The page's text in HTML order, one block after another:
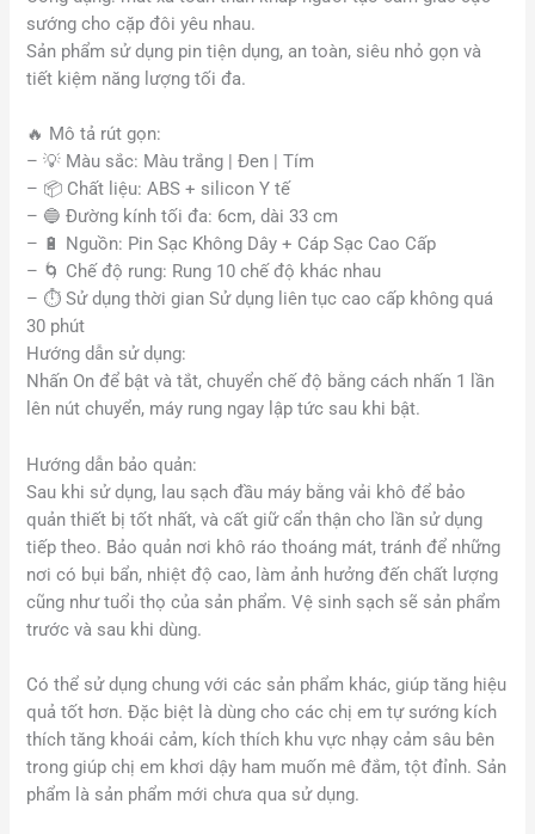
sướng cho cặp đôi yêu nhau.
Sản phẩm sử dụng pin tiện dụng, an toàn, siêu nhỏ gọn và
tiết kiệm năng lượng tối đa.
🔥 Mô tả rút gọn:
–💡 Màu sắc: Màu trắng | Đen | Tím
– 📦 Chất liệu: ABS + silicon Y tế
– 🔵 Đường kính tối đa: 6cm, dài 33 cm
– 🔋
Nguồn: Pin Sạc Không Dây + Cáp Sạc Cao Cấp
– 🌀 Chế độ rung: Rung 10 chế độ khác nhau
– ⏱️ Sử dụng thời gian Sử dụng liên tục cao cấp không quá
30 phút
Hướng dẫn sử dụng:
Nhấn On để bật và tắt, chuyển chế độ bằng cách nhấn 1 lần
lên nút chuyển, máy rung ngay lập tức sau khi bật.
Hướng dẫn bảo quản:
Sau khi sử dụng, lau sạch đầu máy bằng vải khô để bảo
quản thiết bị tốt nhất, và cất giữ cẩn thận cho lần sử dụng
tiếp theo. Bảo quản nơi khô ráo thoáng mát, tránh để những
nơi có bụi bẩn, nhiệt độ cao, làm ảnh hưởng đến chất lượng
cũng như tuổi thọ của sản phẩm. Vệ sinh sạch sẽ sản phẩm
trước và sau khi dùng.
Có thể sử dụng chung với các sản phẩm khác, giúp tăng hiệu
quả tốt hơn. Đặc biệt là dùng cho các chị em tự sướng kích
thích tăng khoái cảm, kích thích khu vực nhạy cảm sâu bên
trong giúp chị em khơi dậy ham muốn mê đắm, tột đỉnh. Sản
phẩm là sản phẩm mới chưa qua sử dụng.